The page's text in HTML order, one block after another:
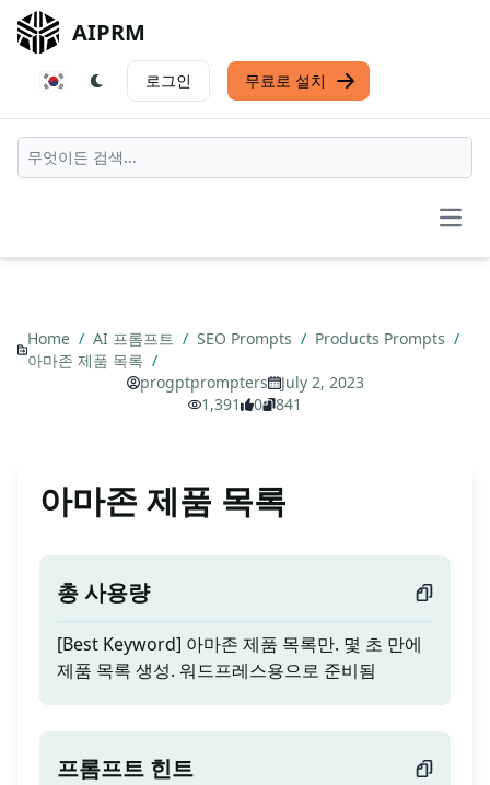
AIPRM
로그인 무료로 설치
Home / AI 프롬프트 / SEO Prompts / Products Prompts /
아마존 제품 목록 /
progptprompters
July 2, 2023
1,391
0 841
아마존 제품 목록
총 사용량
[Best Keyword] 아마존 제품 목록만. 몇 초 만에
제품 목록 생성. 워드프레스용으로 준비됨
프롬프트 힌트